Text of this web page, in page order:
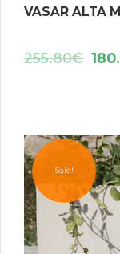
VASAR ALTA
255.80€
Sale!